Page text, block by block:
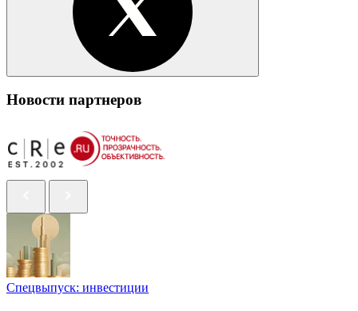
Новости партнеров
Спецвыпуск: инвестиции